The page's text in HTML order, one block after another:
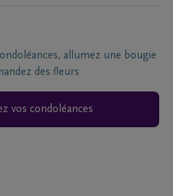
allumez une bougie
des fleurs
vos condoléances